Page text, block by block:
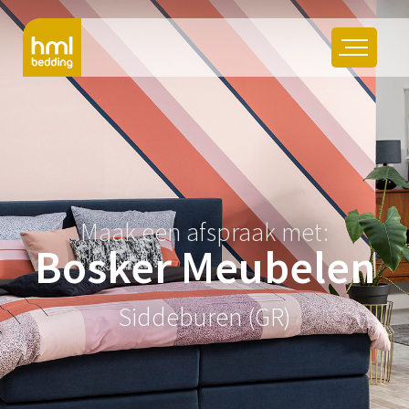
Maak een afspraak met:
Bosker Meubelen
Siddeburen (GR)